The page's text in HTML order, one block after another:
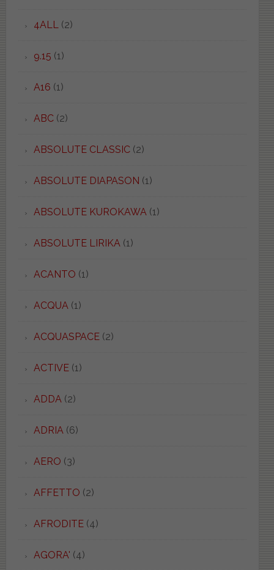
4ALL (2)
9.15 (1)
A16 (1)
ABC(2)
ABSOLUTE CLASSIC(2)
ABSOLUTE DIAPASON (1)
ABSOLUTE KUROKAWA (1)
ABSOLUTE LIRIKA (1)
ACANTO (1)
ACQUA (1)
ACQUASPACE(2)
ACTIVE(1)
ADDA (2)
ADRIA (6)
AERO (3)
AFFETTO (2)
AFRODITE(4)
AGORA' (4)